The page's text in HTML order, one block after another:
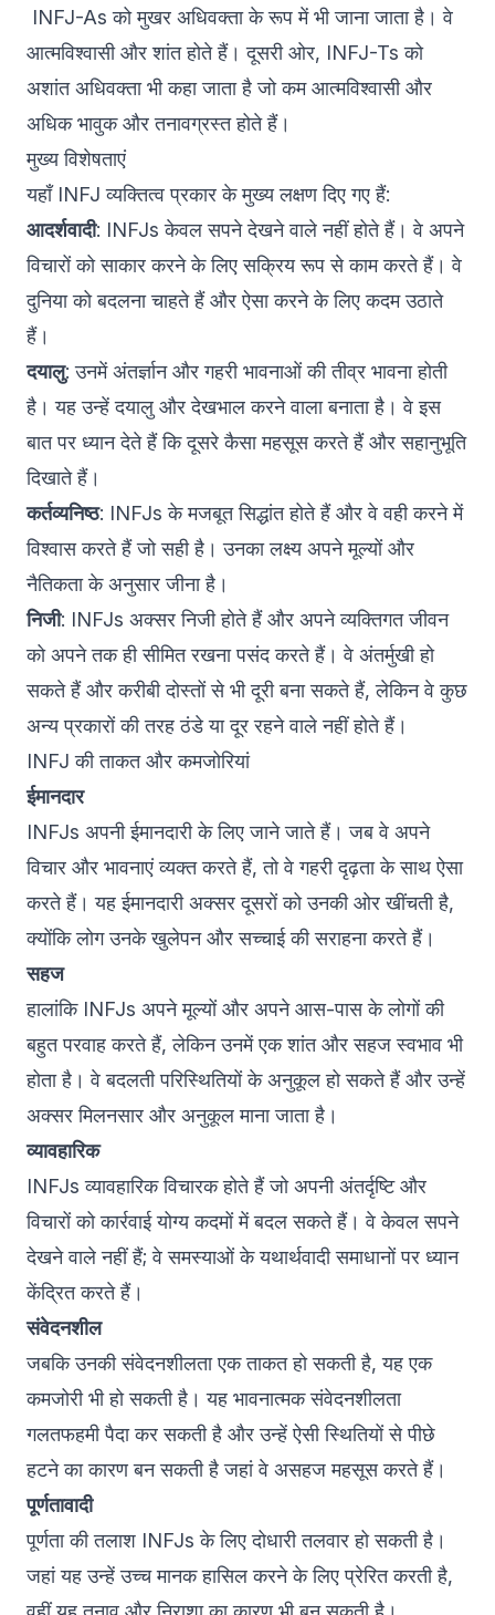
INFJ-As को मुखर अधिवक्ता के रूप में भी जाना जाता है। वे
आत्मविश्वासी और शांत होते हैं। दूसरी ओर, INFJ-Ts को
अशांत अधिवक्ता भी कहा जाता है जो कम आत्मविश्वासी और
अधिक भावुक और तनावग्रस्त होते हैं।
मुख्य विशेषताएं
यहाँ INFJ व्यक्तित्व प्रकार के मुख्य लक्षण दिए गए हैं:
आदर्शवादी: INFJs केवल सपने देखने वाले नहीं होते हैं। वे अपने
विचारों को साकार करने के लिए सक्रिय रूप से काम करते हैं। वे
दुनिया को बदलना चाहते हैं और ऐसा करने के लिए कदम उठाते
हैं।
दयालु: उनमें अंतर्ज्ञान और गहरी भावनाओं की तीव्र भावना होती
है। यह उन्हें दयालु और देखभाल करने वाला बनाता है। वे इस
बात पर ध्यान देते हैं कि दूसरे कैसा महसूस करते हैं और सहानुभूति
दिखाते हैं।
कर्तव्यनिष्ठ: INFJs के मजबूत सिद्धांत होते हैं और वे वही करने में
विश्वास करते हैं जो सही है। उनका लक्ष्य अपने मूल्यों और
नैतिकता के अनुसार जीना है।
निजी: INFJs अक्सर निजी होते हैं और अपने व्यक्तिगत जीवन
को अपने तक ही सीमित रखना पसंद करते हैं। वे अंतर्मुखी हो
सकते हैं और करीबी दोस्तों से भी दूरी बना सकते हैं, लेकिन वे कुछ
अन्य प्रकारों की तरह ठंडे या दूर रहने वाले नहीं होते हैं।
INFJ की ताकत और कमजोरियां
ईमानदार
INFJs अपनी ईमानदारी के लिए जाने जाते हैं। जब वे अपने
विचार और भावनाएं व्यक्त करते हैं, तो वे गहरी दृढ़ता के साथ ऐसा
करते हैं। यह ईमानदारी अक्सर दूसरों को उनकी ओर खींचती है,
क्योंकि लोग उनके खुलेपन और सच्चाई की सराहना करते हैं।
सहज
हालांकि INFJs अपने मूल्यों और अपने आस-पास के लोगों की
बहुत परवाह करते हैं, लेकिन उनमें एक शांत और सहज स्वभाव भी
होता है। वे बदलती परिस्थितियों के अनुकूल हो सकते हैं और उन्हें
अक्सर मिलनसार और अनुकूल माना जाता है।
व्यावहारिक
INFJs व्यावहारिक विचारक होते हैं जो अपनी अंतर्दृष्टि और
विचारों को कार्रवाई योग्य कदमों में बदल सकते हैं। वे केवल सपने
देखने वाले नहीं हैं; वे समस्याओं के यथार्थवादी समाधानों पर ध्यान
केंद्रित करते हैं।
संवेदनशील
जबकि उनकी संवेदनशीलता एक ताकत हो सकती है, यह एक
कमजोरी भी हो सकती है। यह भावनात्मक संवेदनशीलता
गलतफहमी पैदा कर सकती है और उन्हें ऐसी स्थितियों से पीछे
हटने का कारण बन सकती है जहां वे असहज महसूस करते हैं।
पूर्णतावादी
पूर्णता की तलाश INFJs के लिए दोधारी तलवार हो सकती है।
जहां यह उन्हें उच्च मानक हासिल करने के लिए प्रेरित करती है,